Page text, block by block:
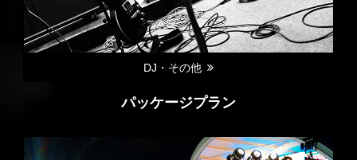
DJ・その他
パッケージプラン